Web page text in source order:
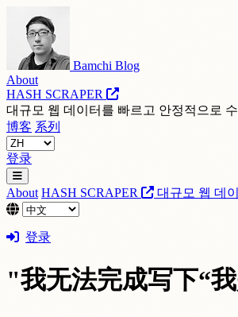
Bamchi Blog
About
HASH SCRAPER
대규모 웹 데이터를 빠르고 안정적으로
博客 系列
登录
About HASH SCRAPER 대규모 웹 데
登录
"我无法完成写下“